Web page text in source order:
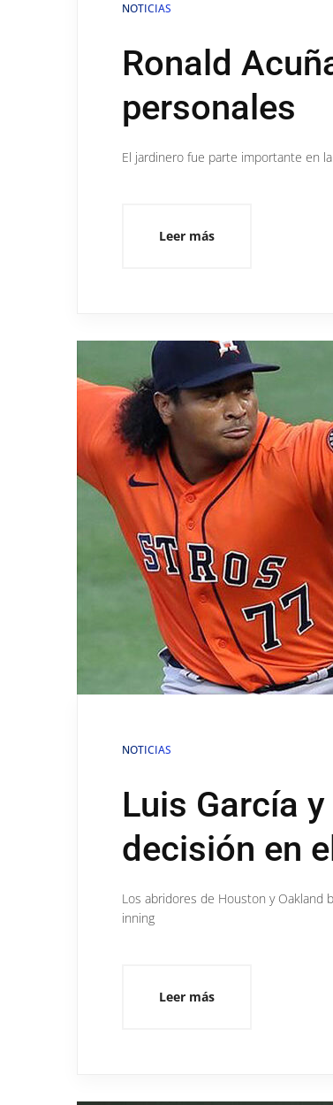
NOTICIAS
Ronald
personales
El jardinero fue parte importante en
Leer más
NOTICIAS
Luis García
decisión en
Los abridores de Houston y
inning
Leer más